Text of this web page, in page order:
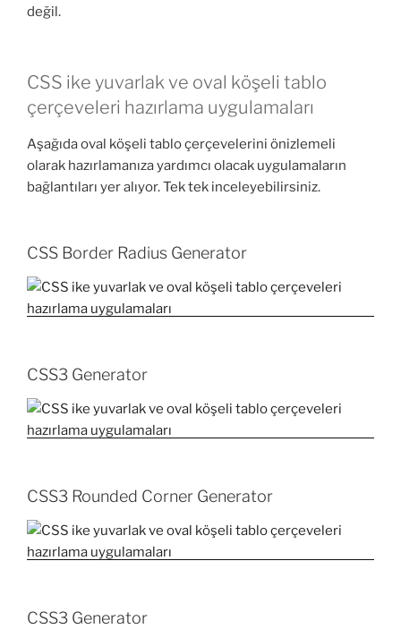
değil.
CSS ike yuvarlak ve oval köşeli tablo
çerçeveleri hazırlama uygulamaları
Aşağıda oval köşeli tablo çerçevelerini önizlemeli
olarak hazırlamanıza yardımcı olacak uygulamaların
bağlantıları yer alıyor. Tek tek inceleyebilirsiniz.
CSS Border Radius Generator
CSS3 Generator
CSS3 Rounded Corner Generator
CSS3 Generator